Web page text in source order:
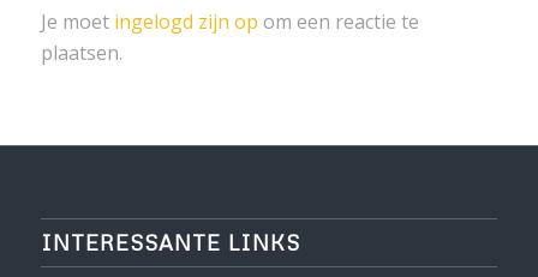
Je moet ingelogd zijn op om een reactie te
plaatsen.
INTERESSANTE LINKS